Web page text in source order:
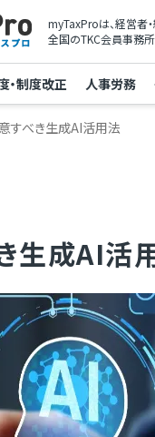
myTaxProは、経営者
全国のTKC会員事務所
・制度改正 人事労務
すべき生成AI活用法
生成AI活